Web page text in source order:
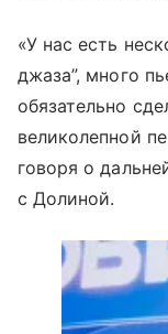
«У нас есть
джаза”, много
обязательно
великолепной
говоря о
с Долиной.